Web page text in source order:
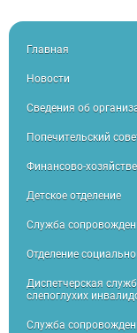
Главная
Новости
Сведения об
Попечительский
Финансово-
Детское отделение
Служба
Отделение
Диспетчерская
слепоглухих
Служба